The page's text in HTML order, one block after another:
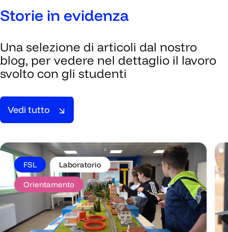
Storie in evidenza
Una selezione di articoli dal nostro
blog, per vedere nel dettaglio il lavoro
svolto con gli studenti
Vedi tutto
FSL Laboratorio
Orientamento